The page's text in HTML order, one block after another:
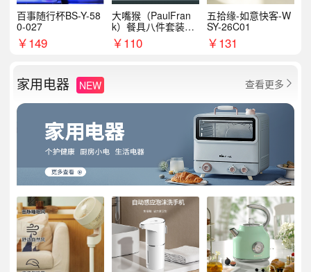
百事随行杯BS-Y-58
0-027
￥149
大嘴猴（PaulFran
k）餐具八件套装HC
T6007
￥110
五拾缘-如意快客-W
SY-26C01
￥131
家用电器 NEW 查看更多 